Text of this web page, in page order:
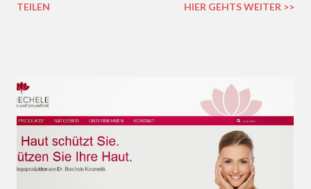
TEILEN HIER GEHTS WEITER >>